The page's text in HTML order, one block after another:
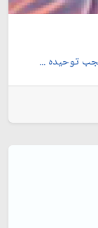
توحيده ...